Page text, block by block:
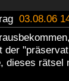
03.08.06
der
dieses rätsel